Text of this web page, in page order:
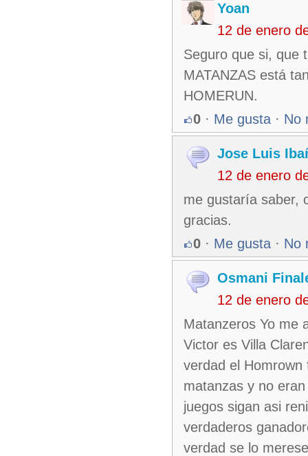
Yoan
12 de enero
Seguro que si, que
MATANZAS está
HOMERUN.
0 · Me gusta · No
Jose Luis
12 de enero
me gustaría saber,
gracias.
0 · Me gusta · No
Osmani
12 de enero
Matanzeros Yo me
Victor es Villa
verdad el
matanzas y no
juegos sigan asi
verdaderos
verdad se lo